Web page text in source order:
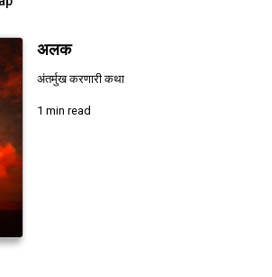
अलक
अंतर्मुख करणारी कथा
1 min read